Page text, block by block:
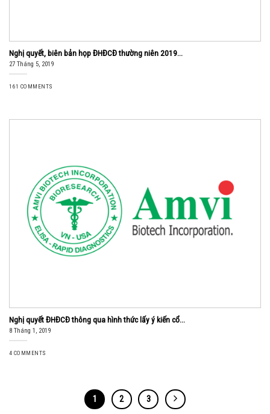
Nghị quyết, biên bản họp ĐHĐCĐ thường niên 2019...
27 Tháng 5, 2019
161 COMMENTS
Nghị quyết ĐHĐCĐ thông qua hình thức lấy ý kiến cổ...
8 Tháng 1, 2019
4 COMMENTS
1 2 3